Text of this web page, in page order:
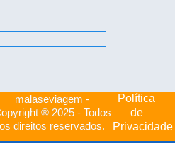
malaseviagem -
® 2025 - Todos
os direitos reservados.
Política
de
Privacidade